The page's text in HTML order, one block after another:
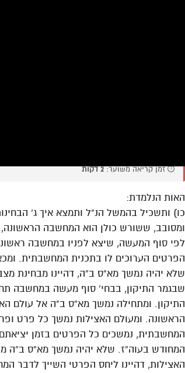
⏱️ זמן קריאה משוער:2 דקות
האות הנלמדת:
כו) ותשכיל בהמשל הנ”ל ותמצא איך ג’
ומסובב, ששורש כולן הוא המחשבה
לפי סוף המעשה, שיצא לפניו במחשבה
הפרטים הערוכים לו בתכנית המחשבתית.
שלא יהיה נמשך מא”ס ב”ה, דהיינו מבחינת
שבגמר התיקון, בבחי’ סוף מעשה במחשבה
התיקון. ומתחילה נמשך מא”ס ב”ה אל
הראשונה. ומעולם האצילות נמשך כל פרט
המחשבתית, נמשכים כל הפרטים בזמן
המחודש בעוה”ז. שלא יהיה נמשך מא”ס ב”ה
האצילות, דהיינו ליחס הפרטי השייך לדבר